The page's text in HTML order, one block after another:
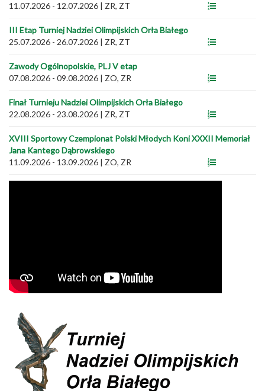
11.07.2026 - 12.07.2026 | ZR, ZT
III Etap Turniej Nadziei Olimpijskich Orła Białego
25.07.2026 - 26.07.2026 | ZR, ZT
Zawody Ogólnopolskie, PLJ V etap
07.08.2026 - 09.08.2026 | ZO, ZR
Finał Turnieju Nadziei Olimpijskich Orła Białego
22.08.2026 - 23.08.2026 | ZR, ZT
XVIII Sportowy Czempionat Polski Młodych Koni XXXII Memoriał
Jana Kantego Dąbrowskiego
11.09.2026 - 13.09.2026 | ZO, ZR